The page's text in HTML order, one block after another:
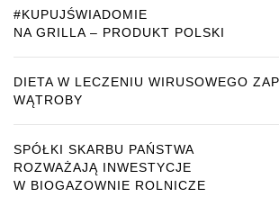
#KUPUJŚWIADOMIE
NA GRILLA – PRODUKT POLSKI
DIETA W LECZENIU WIRUSOWEGO
WĄTROBY
SPÓŁKI SKARBU PAŃSTWA
ROZWAŻAJĄ INWESTYCJE
W BIOGAZOWNIE ROLNICZE